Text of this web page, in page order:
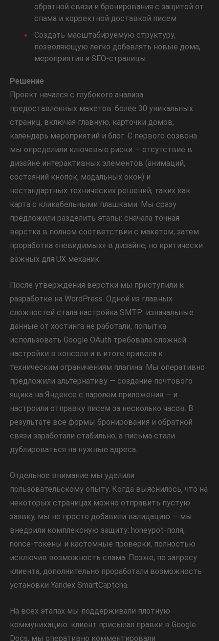
обратной связи и бронирования с защитой от
спама и корректной доставкой писем.
Создать масштабируемую структуру,
позволяющую легко добавлять новые дома,
мероприятия и SEO-страницы.
Решение
Проект начался с глубокого анализа
предоставленных макетов: более 30 уникальных
страниц, включая главную, карточки домов,
календарь мероприятий и блог. С первого созвона
мы определили ключевые риски — отсутствие в
дизайне интерактивных элементов (анимаций,
состояний кнопок, модальных окон) и
нестандартных технических решений, таких как
карта с кликабельными плашками. Мы сразу
предложили разделить этапы: сначала точная
верстка в полном соответствии с макетом, затем
проработка «невидимых» в дизайне, но критически
важных для UX механик.
После утверждения верстки мы приступили к
разработке на WordPress. Одной из главных
сложностей стала настройка SMTP: изначальные
данные от хостинга не работали, попытка
использовать Google OAuth требовала сложной
настройки в консоли и в итоге привела к
техническим ограничениям плагина. Мы оперативно
предложили альтернативу — создание почтового
ящика на Яндексе с паролем приложения — и
настроили отправку писем за несколько часов. В
результате все формы бронирования и обратной
связи заработали стабильно, а письма стали
дублироваться на нужные адреса.
Отдельное внимание мы уделили
пользовательскому опыту. Когда выяснилось, что на
некоторых страницах можно отправить пустую
заявку, мы не просто добавили валидацию — мы
внедрили комплексную защиту: honeypot-поля,
nonce-токены и кастомные проверки, полностью
исключив возможность спама. Позже, по запросу
клиента, дополнительно проработали возможность
установки Yandex SmartCaptcha.
На всех этапах мы поддерживали плотную
коммуникацию: клиент присылал правки в Google
Docs, мы оперативно комментировали